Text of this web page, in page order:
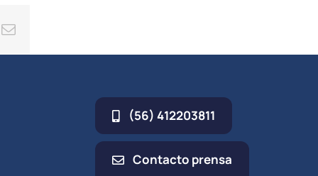
Correo
(56) 412203811
Contacto prensa